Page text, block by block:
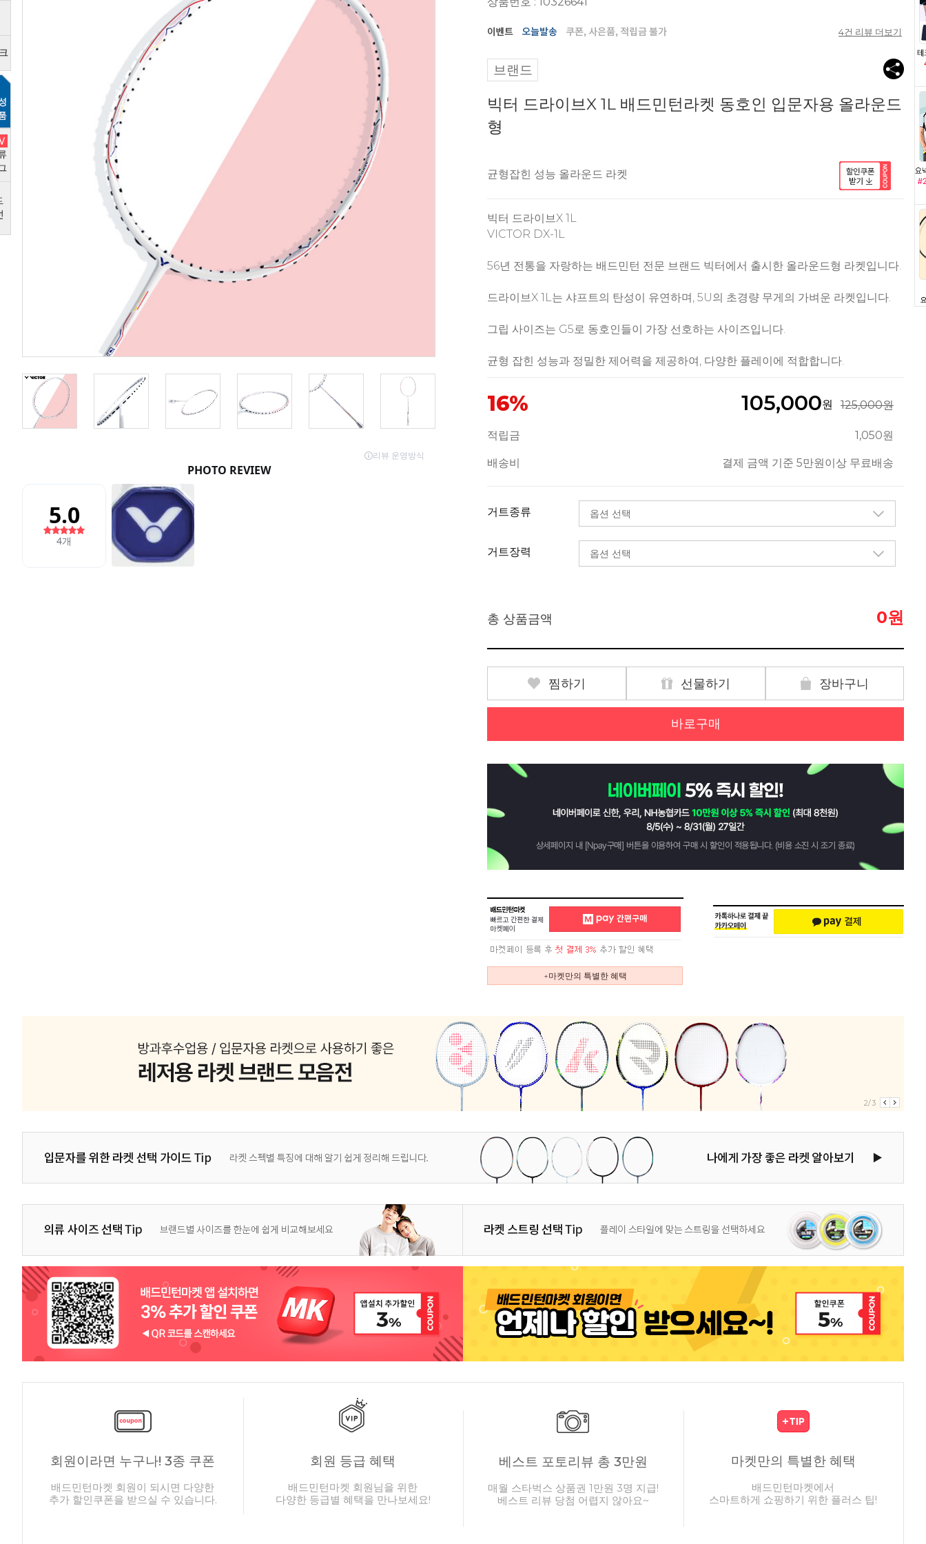
4건 리뷰 더보기
브랜드
빅터 드라이브X 1L 배드민턴라켓 동호인 입문자용 올라운드
형
균형잡힌 성능 올라운드 라켓
빅터 드라이브X 1L
VICTOR DX-1L
56년 전통을 자랑하는 배드민턴 전문 브랜드 빅터에서 출시한 올라운드형 라켓입니다.
드라이브X 1L는 샤프트의 탄성이 유연하며, 5U의 초경량 무게의 가벼운 라켓입니다.
그립 사이즈는 G5로 동호인들이 가장 선호하는 사이즈입니다.
균형 잡힌 성능과 정밀한 제어력을 제공하여, 다양한 플레이에 적합합니다.
16% 105,000원 125,000원
적립금 1,050원
배송비 결제 금액 기준 5만원이상 무료배송
거트종류
거트장력
총 상품금액 0원
찜하기 선물하기 장바구니
바로구매
+마켓만의 특별한 혜택
2/3
회원이라면 누구나! 3종 쿠폰
배드민턴마켓 회원이 되시면 다양한
추가 할인쿠폰을 받으실 수 있습니다.
회원 등급 혜택
배드민턴마켓 회원님을 위한
다양한 등급별 혜택을 만나보세요!
베스트 포토리뷰 총 3만원
매월 스타벅스 상품권 1만원 3명 지급!
베스트 리뷰 당첨 어렵지 않아요~
마켓만의 특별한 혜택
배드민턴마켓에서
스마트하게 쇼핑하기 위한 플러스 팁!